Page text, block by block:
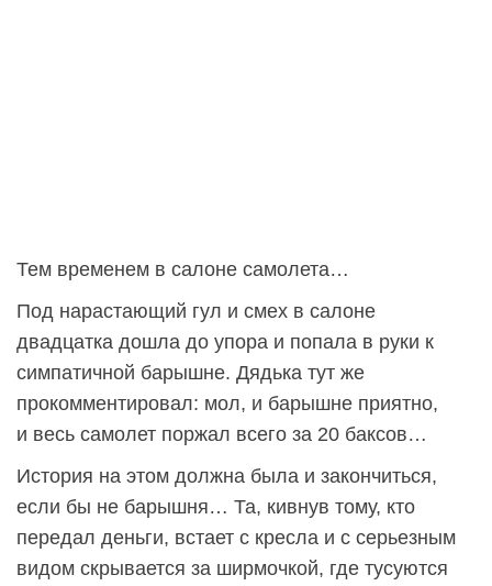
Тем временем в салоне самолета…
Под нарастающий гул и смех в салоне
двадцатка дошла до упора и попала в руки к
симпатичной барышне. Дядька тут же
прокомментировал: мол, и барышне приятно,
и весь самолет поржал всего за 20 баксов…
История на этом должна была и закончиться,
если бы не барышня… Та, кивнув тому, кто
передал деньги, встает с кресла и с серьезным
видом скрывается за ширмочкой, где тусуются